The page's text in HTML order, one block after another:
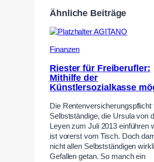
Ähnliche Beiträge
Finanzen
Riester für Freiberufler:
Mithilfe der
Künstlersozialkasse
Die Rentenversicherungspflicht
Selbstständige, die Ursula von
Leyen zum Juli 2013 einführen
ist vorerst vom Tisch. Doch
nicht allen Selbstständigen
Gefallen getan. So manch ein